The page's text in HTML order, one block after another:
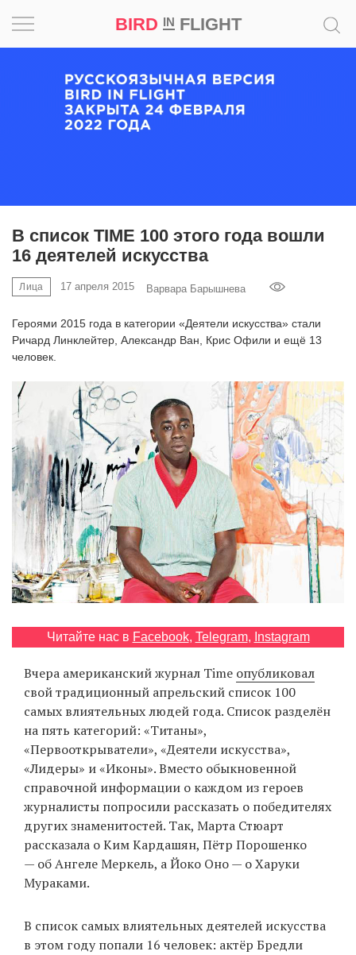
BIRD INFLIGHT
EN
UA
В список TIME 100 этого года вошли
16 деятелей искусства
Лица 17 апреля 2015 Варвара Барышнева
Героями 2015 года в категории «Деятели искусства» стали
Ричард Линклейтер, Александр Ван, Крис Офили и ещё 13
человек.
Читайте нас в Facebook, Telegram, Instagram
Вчера американский журнал Time опубликовал
свой традиционный апрельский список 100
самых влиятельных людей года. Список разделён
на пять категорий: «Титаны»,
«Первооткрыватели», «Деятели искусства»,
«Лидеры» и «Иконы». Вместо обыкновенной
справочной информации о каждом из героев
журналисты попросили рассказать о победителях
других знаменитостей. Так, Марта Стюарт
рассказала о Ким Кардашян, Пётр Порошенко
— об Ангеле Меркель, а Йоко Оно — о Харуки
Мураками.
В список самых влиятельных деятелей искусства
в этом году попали 16 человек: актёр Бредли